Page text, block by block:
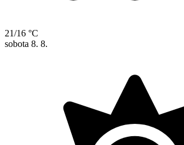
21/16 °C
sobota 8. 8.